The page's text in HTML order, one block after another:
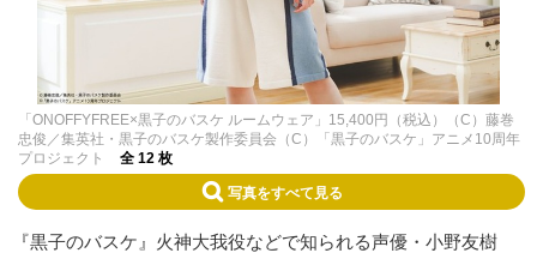
「ONOFFYFREE×黒子のバスケ ルームウェア」15,400円（税込）（C）藤巻
忠俊／集英社・黒子のバスケ製作委員会（C）「黒子のバスケ」アニメ10周年
プロジェクト
全 12 枚
写真をすべて見る
『黒子のバスケ』火神大我役などで知られる声優・小野友樹